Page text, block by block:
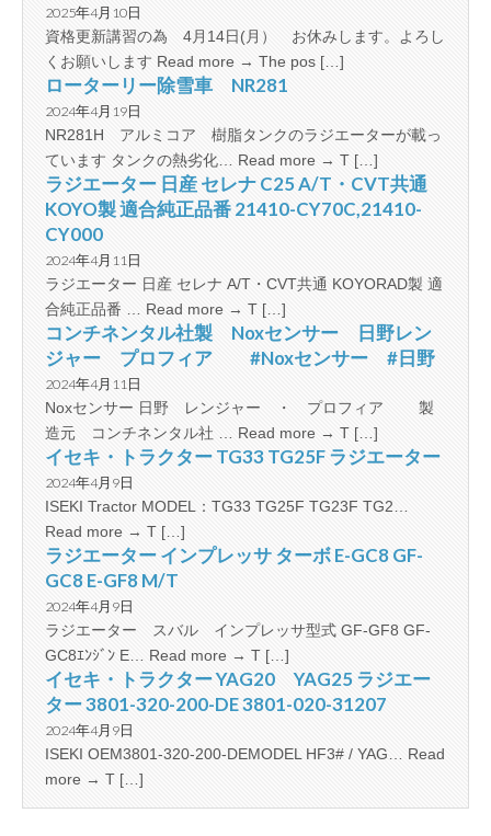
2025年4月10日
資格更新講習の為 4月14日(月） お休みします。よろし
くお願いします Read more → The pos […]
ローターリー除雪車 NR281
2024年4月19日
NR281H アルミコア 樹脂タンクのラジエーターが載っ
ています タンクの熱劣化… Read more → T […]
ラジエーター 日産 セレナ C25 A/T・CVT共通
KOYO製 適合純正品番 21410-CY70C,21410-
CY000
2024年4月11日
ラジエーター 日産 セレナ A/T・CVT共通 KOYORAD製 適
合純正品番 … Read more → T […]
コンチネンタル社製 Noxセンサー 日野レン
ジャー プロフィア #Noxセンサー #日野
2024年4月11日
Noxセンサー 日野 レンジャー ・ プロフィア 製
造元 コンチネンタル社 … Read more → T […]
イセキ・トラクター TG33 TG25F ラジエーター
2024年4月9日
ISEKI Tractor MODEL：TG33 TG25F TG23F TG2…
Read more → T […]
ラジエーター インプレッサ ターボ E-GC8 GF-
GC8 E-GF8 M/T
2024年4月9日
ラジエーター スバル インプレッサ型式 GF-GF8 GF-
GC8ｴﾝｼﾞﾝ E… Read more → T […]
イセキ・トラクター YAG20 YAG25 ラジエー
ター 3801-320-200-DE 3801-020-31207
2024年4月9日
ISEKI OEM3801-320-200-DEMODEL HF3# / YAG… Read
more → T […]